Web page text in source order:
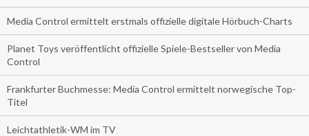
Media Control ermittelt erstmals offizielle digitale Hörbuch-Charts
Planet Toys veröffentlicht offizielle Spiele-Bestseller von Media
Control
Frankfurter Buchmesse: Media Control ermittelt norwegische Top-
Titel
Leichtathletik-WM im TV